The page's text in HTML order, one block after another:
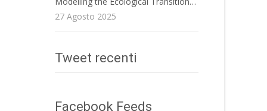
27 Agosto 2025
Tweet recenti
Facebook Feeds